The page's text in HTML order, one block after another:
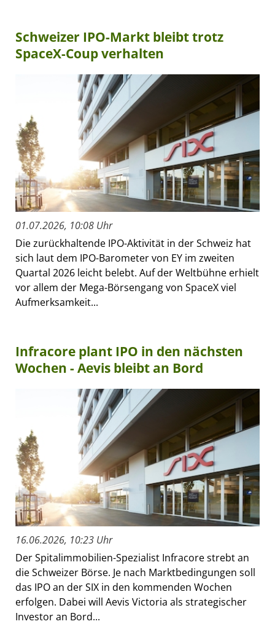
Schweizer IPO-Markt bleibt trotz
SpaceX-Coup verhalten
01.07.2026, 10:08 Uhr
Die zurückhaltende IPO-Aktivität in der Schweiz hat
sich laut dem IPO-Barometer von EY im zweiten
Quartal 2026 leicht belebt. Auf der Weltbühne erhielt
vor allem der Mega-Börsengang von SpaceX viel
Aufmerksamkeit...
Infracore plant IPO in den nächsten
Wochen - Aevis bleibt an Bord
16.06.2026, 10:23 Uhr
Der Spitalimmobilien-Spezialist Infracore strebt an
die Schweizer Börse. Je nach Marktbedingungen soll
das IPO an der SIX in den kommenden Wochen
erfolgen. Dabei will Aevis Victoria als strategischer
Investor an Bord...